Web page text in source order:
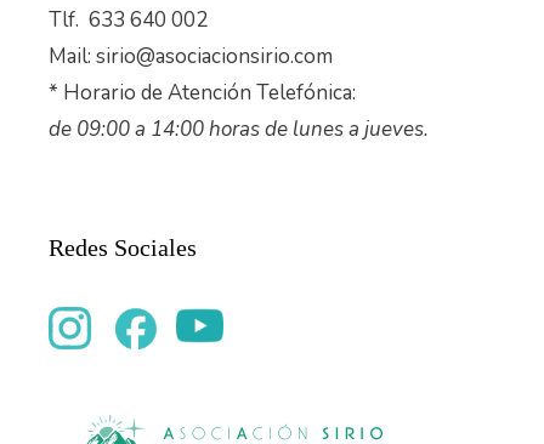
Tlf. 633 640 002
Mail: sirio@asociacionsirio.com
* Horario de Atención Telefónica:
de 09:00 a 14:00 horas de lunes a jueves.
Redes Sociales